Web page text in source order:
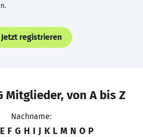
Jetzt registrieren
Mitglieder, von A bis Z
Nachname:
E F G H I J K L M N O P